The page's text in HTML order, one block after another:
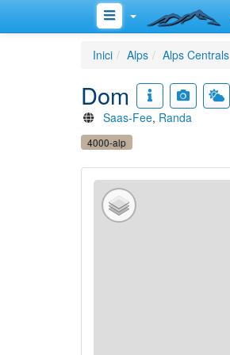
Inici Alps Alps Centrals
Dom
Saas-Fee, Randa
4000-alp